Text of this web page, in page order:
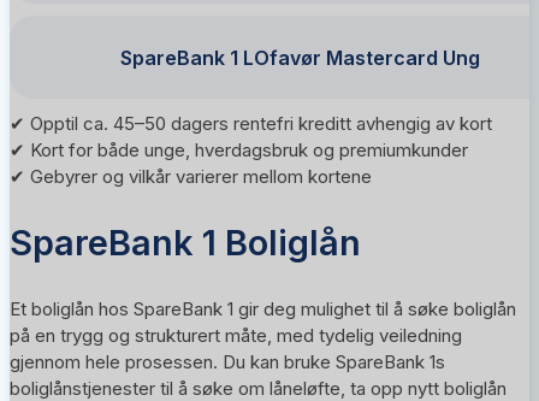
SpareBank 1 LOfavør Mastercard Ung
✔ Opptil ca. 45–50 dagers rentefri kreditt avhengig av kort
✔ Kort for både unge, hverdagsbruk og premiumkunder
✔ Gebyrer og vilkår varierer mellom kortene
SpareBank 1 Boliglån
Et boliglån hos SpareBank 1 gir deg mulighet til å søke boliglån
på en trygg og strukturert måte, med tydelig veiledning
gjennom hele prosessen. Du kan bruke SpareBank 1s
boliglånstjenester til å søke om låneløfte, ta opp nytt boliglån